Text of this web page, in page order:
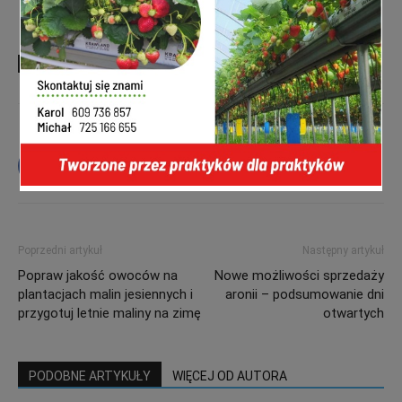
TAGI borówka Borówkowe Factory nawożenie borówki
Poprzedni artykuł
Popraw jakość owoców na
plantacjach malin jesiennych i
przygotuj letnie maliny na zimę
Następny artykuł
Nowe możliwości sprzedaży
aronii – podsumowanie dni
otwartych
PODOBNE ARTYKUŁY WIĘCEJ OD AUTORA